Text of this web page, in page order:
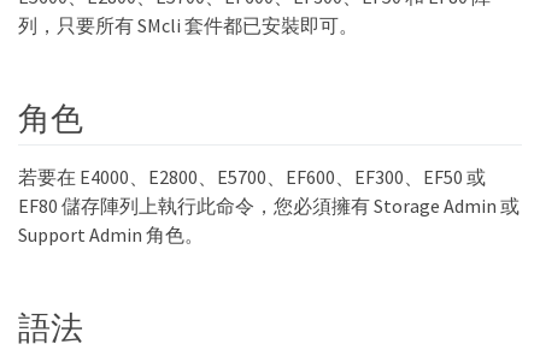
列，只要所有 SMcli 套件都已安裝即可。
角色
若要在 E4000、E2800、E5700、EF600、EF300、EF50 或
EF80 儲存陣列上執行此命令，您必須擁有 Storage Admin 或
Support Admin 角色。
語法